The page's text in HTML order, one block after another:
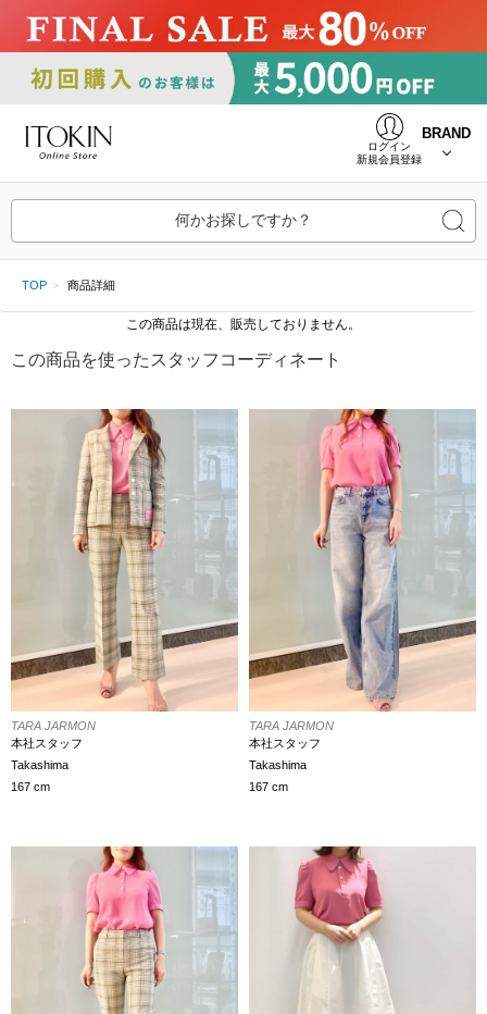
ログイン
新規会員登録
BRAND
何かお探しですか？
TOP 商品詳細
この商品は現在、販売しておりません。
この商品を使ったスタッフコーディネート
TARA JARMON
本社スタッフ
Takashima
167 cm
TARA JARMON
本社スタッフ
Takashima
167 cm